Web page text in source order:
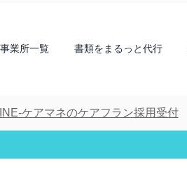
事業所一覧 書類をまるっと代行
ケアマネのケアフラン採用受付